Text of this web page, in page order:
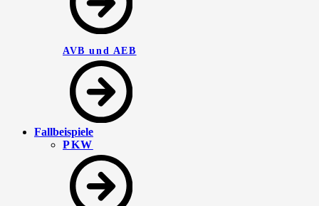
AVB und AEB
Fallbeispiele
PKW